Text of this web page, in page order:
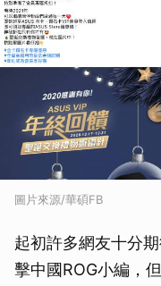
圖片來源/華碩FB
起初許多網友十分
擊中國ROG小編，